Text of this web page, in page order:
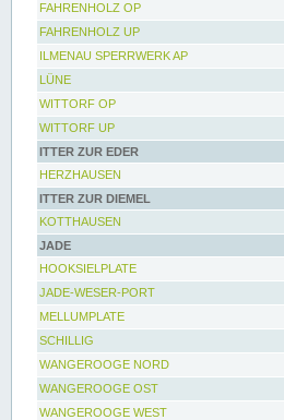
FAHRENHOLZ OP
FAHRENHOLZ UP
ILMENAU SPERRWERK AP
LÜNE
WITTORF OP
WITTORF UP
ITTER ZUR EDER
HERZHAUSEN
ITTER ZUR DIEMEL
KOTTHAUSEN
JADE
HOOKSIELPLATE
JADE-WESER-PORT
MELLUMPLATE
SCHILLIG
WANGEROOGE NORD
WANGEROOGE OST
WANGEROOGE WEST